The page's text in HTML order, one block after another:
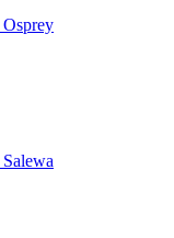
Osprey
Salewa